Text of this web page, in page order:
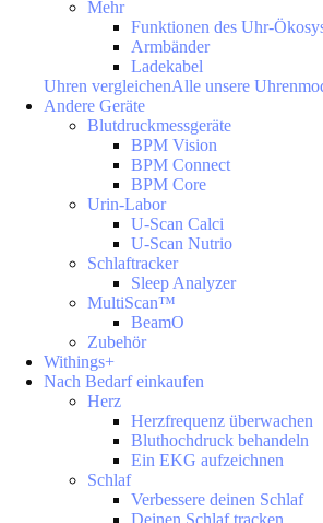
Mehr
Funktionen des Uhr-
Armbänder
Ladekabel
Uhren vergleichenAlle unsere
Andere Geräte
Blutdruckmessgeräte
BPM Vision
BPM Connect
BPM Core
Urin-Labor
U-Scan Calci
U-Scan Nutrio
Schlaftracker
Sleep Analyzer
MultiScan™
BeamO
Zubehör
Withings+
Nach Bedarf einkaufen
Herz
Herzfrequenz überwachen
Bluthochdruck behandeln
Ein EKG aufzeichnen
Schlaf
Verbessere deinen Schlaf
Deinen Schlaf tracken